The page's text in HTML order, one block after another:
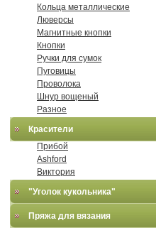
Кольца металлические
Люверсы
Магнитные кнопки
Кнопки
Ручки для сумок
Пуговицы
Проволока
Шнур вощеный
Разное
Красители
Прибой
Ashford
Виктория
"Уголок кукольника"
Пряжа для вязания